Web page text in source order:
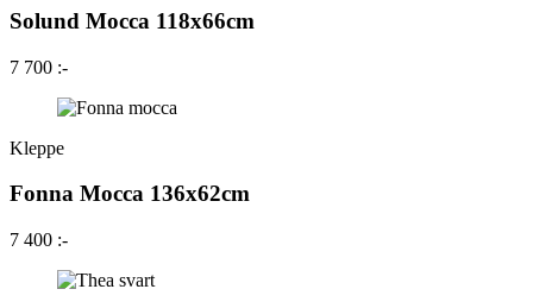
Solund Mocca 118x66cm
7 700 :-
Kleppe
Fonna Mocca 136x62cm
7 400 :-